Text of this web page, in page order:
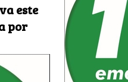
este
por